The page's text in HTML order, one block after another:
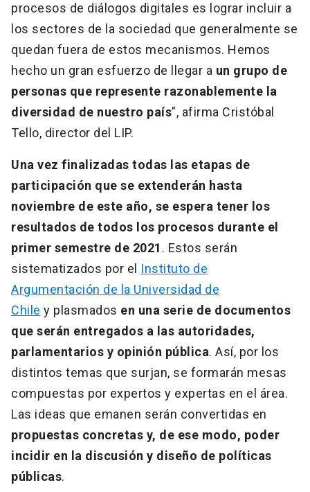
procesos de diálogos digitales es lograr incluir a
los sectores de la sociedad que generalmente se
quedan fuera de estos mecanismos. Hemos
hecho un gran esfuerzo de llegar a un grupo de
personas que represente razonablemente la
diversidad de nuestro país”, afirma Cristóbal
Tello, director del LIP.
Una vez finalizadas todas las etapas de
participación que se extenderán hasta
noviembre de este año, se espera tener los
resultados de todos los procesos durante el
primer semestre de 2021 . Estos serán
sistematizados por el Instituto de
Argumentación de la Universidad de
Chile y plasmados en una serie de documentos
que serán entregados a las autoridades,
parlamentarios y opinión pública. Así, por los
distintos temas que surjan, se formarán mesas
compuestas por expertos y expertas en el área.
Las ideas que emanen serán convertidas en
propuestas concretas y, de ese modo, poder
incidir en la discusión y diseño de políticas
públicas.